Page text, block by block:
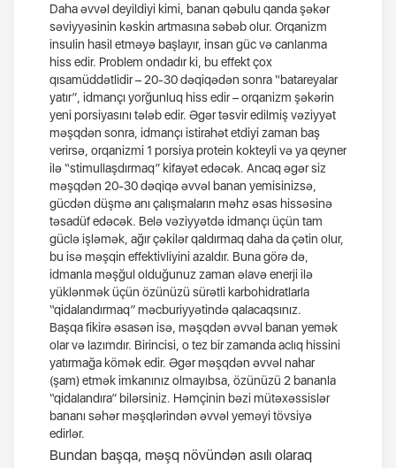
Daha əvvəl deyildiyi kimi, banan qəbulu qanda şəkər
səviyyəsinin kəskin artmasına səbəb olur. Orqanizm
insulin hasil etməyə başlayır, insan güc və canlanma
hiss edir. Problem ondadır ki, bu effekt çox
qısamüddətlidir – 20-30 dəqiqədən sonra “batareyalar
yatır”, idmançı yorğunluq hiss edir – orqanizm şəkərin
yeni porsiyasını tələb edir. Əgər təsvir edilmiş vəziyyət
məşqdən sonra, idmançı istirahət etdiyi zaman baş
verirsə, orqanizmi 1 porsiya protein kokteyli və ya qeyner
ilə “stimullaşdırmaq” kifayət edəcək. Ancaq əgər siz
məşqdən 20-30 dəqiqə əvvəl banan yemisinizsə,
gücdən düşmə anı çalışmaların məhz əsas hissəsinə
təsadüf edəcək. Belə vəziyyətdə idmançı üçün tam
güclə işləmək, ağır çəkilər qaldırmaq daha da çətin olur,
bu isə məşqin effektivliyini azaldır. Buna görə də,
idmanla məşğul olduğunuz zaman əlavə enerji ilə
yüklənmək üçün özünüzü sürətli karbohidratlarla
“qidalandırmaq” məcburiyyətində qalacaqsınız.
Başqa fikirə əsasən isə, məşqdən əvvəl banan yemək
olar və lazımdır. Birincisi, o tez bir zamanda aclıq hissini
yatırmağa kömək edir. Əgər məşqdən əvvəl nahar
(şam) etmək imkanınız olmayıbsa, özünüzü 2 bananla
“qidalandıra” bilərsiniz. Həmçinin bəzi mütəxəssislər
bananı səhər məşqlərindən əvvəl yeməyi tövsiyə
edirlər.
Bundan başqa, məşq növündən asılı olaraq